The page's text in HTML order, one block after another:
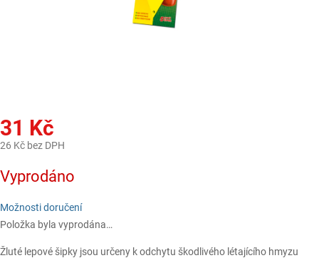
31 Kč
26 Kč bez DPH
cena:
Vyprodáno
Možnosti doručení
Položka byla vyprodána…
Žluté lepové šipky jsou určeny k odchytu škodlivého létajícího hmyzu